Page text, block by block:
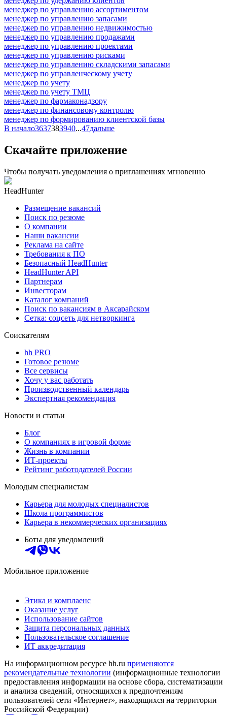
менеджер по управлению ассортиментом
менеджер по управлению запасами
менеджер по управлению недвижимостью
менеджер по управлению продажами
менеджер по управлению проектами
менеджер по управлению рисками
менеджер по управлению складскими запасами
менеджер по управленческому учету
менеджер по учету
менеджер по учету ТМЦ
менеджер по фармаконадзору
менеджер по финансовому контролю
менеджер по формированию клиентской базы
В начало3637383940...47дальше
Скачайте приложение
Чтобы получать уведомления о приглашениях мгновенно
HeadHunter
Размещение вакансий
Поиск по резюме
О компании
Наши вакансии
Реклама на сайте
Требования к ПО
Безопасный HeadHunter
HeadHunter API
Партнерам
Инвесторам
Каталог компаний
Поиск по вакансиям в Аксарайском
Сетка: соцсеть для нетворкинга
Соискателям
hh PRO
Готовое резюме
Все сервисы
Хочу у вас работать
Производственный календарь
Экспертная рекомендация
Новости и статьи
Блог
О компаниях в игровой форме
Жизнь в компании
ИТ-проекты
Рейтинг работодателей России
Молодым специалистам
Карьера для молодых специалистов
Школа программистов
Карьера в некоммерческих организациях
Боты для уведомлений
Мобильное приложение
Этика и комплаенс
Оказание услуг
Использование сайтов
Защита персональных данных
Пользовательское соглашение
ИТ аккредитация
На информационном ресурсе hh.ru применяются
рекомендательные технологии (информационные технологии
предоставления информации на основе сбора, систематизации
и анализа сведений, относящихся к предпочтениям
пользователей сети «Интернет», находящихся на территории
Российской Федерации)